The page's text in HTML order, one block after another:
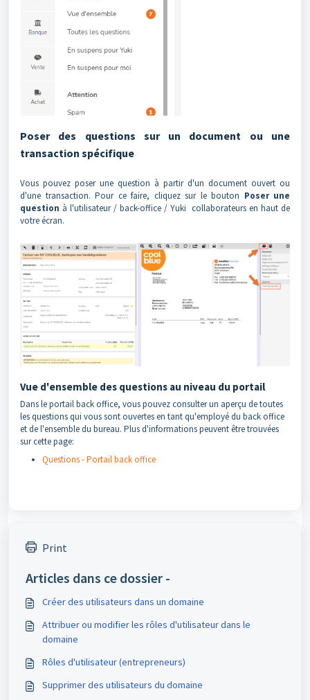
Poser des questions sur un document ou une
transaction spécifique
Vous pouvez poser une question à partir d'un document ouvert ou
d'une transaction. Pour ce faire, cliquez sur le bouton Poser une
question à l'utilisateur / back-office / Yuki collaborateurs en haut de
votre écran.
Vue d'ensemble des questions au niveau du portail
Dans le portail back office, vous pouvez consulter un aperçu de toutes
les questions qui vous sont ouvertes en tant qu'employé du back office
et de l'ensemble du bureau. Plus d'informations peuvent être trouvées
sur cette page:
Questions - Portail back office
Print
Articles dans ce dossier -
Créer des utilisateurs dans un domaine
Attribuer ou modifier les rôles d'utilisateur dans le
domaine
Rôles d'utilisateur (entrepreneurs)
Supprimer des utilisateurs du domaine